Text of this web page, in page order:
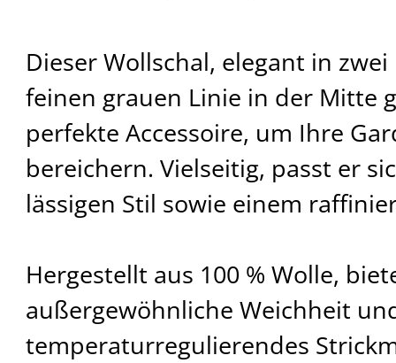
Dieser Wollschal, elegant in
feinen grauen Linie in der Mitte
perfekte Accessoire, um Ihre
bereichern. Vielseitig, passt er
lässigen Stil sowie einem
Hergestellt aus 100 % Wolle,
außergewöhnliche Weichheit
temperaturregulierendes